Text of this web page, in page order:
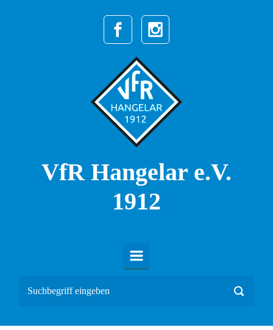
Zum Hauptinhalt springen
VfR Hangelar e.V.
1912